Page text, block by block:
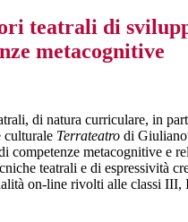
teatrali di
metacognitive
di natura curriculare, in
culturale Terrateatro di
competenze metacognitive e
teatrali e di espressività
on-line rivolti alle classi III,